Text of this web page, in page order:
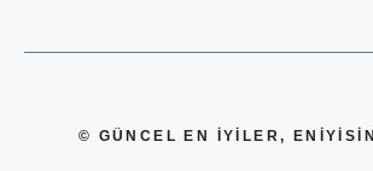
© GÜNCEL EN İYİLER,